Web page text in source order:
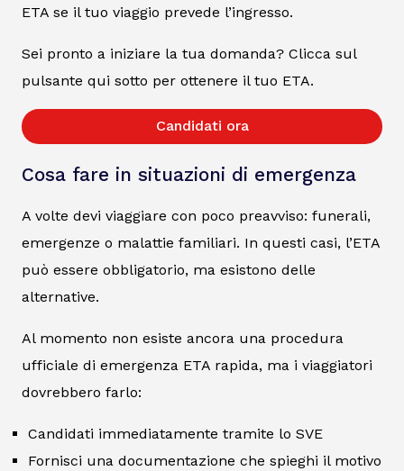
ETA se il tuo viaggio prevede l’ingresso.
Sei pronto a iniziare la tua domanda? Clicca sul
pulsante qui sotto per ottenere il tuo ETA.
Candidati ora
Cosa fare in situazioni di emergenza
A volte devi viaggiare con poco preavviso: funerali,
emergenze o malattie familiari. In questi casi, l’ETA
può essere obbligatorio, ma esistono delle
alternative.
Al momento non esiste ancora una procedura
ufficiale di emergenza ETA rapida, ma i viaggiatori
dovrebbero farlo:
Candidati immediatamente tramite lo SVE
Fornisci una documentazione che spieghi il motivo